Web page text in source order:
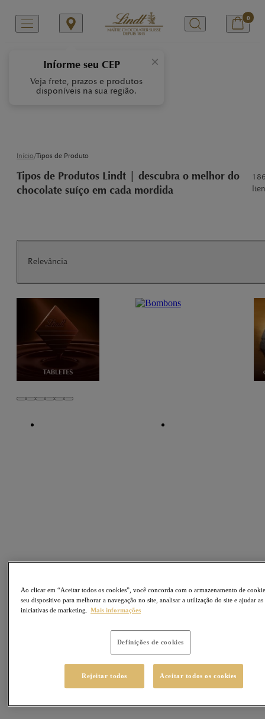
×
Informe seu CEP
Veja frete, prazos e produtos
disponíveis na sua região.
0
Tipos de Produto
Todos ostipos de produtos Lindt
expressam o equilíbrio entre
Início/Tipos de Produto
Tipos de Produtos Lindt | descubra o melhor do
chocolate suíço em cada mordida
Relevância
Ao clicar em “Aceitar todos os cookies”, você concorda com o armazenamento de
seu dispositivo para melhorar a navegação no site, analisar a utilização do site e ajudar as
iniciativas de marketing.
Mais informações
Definições de cookies
Rejeitar todos Aceitar todos os cookies